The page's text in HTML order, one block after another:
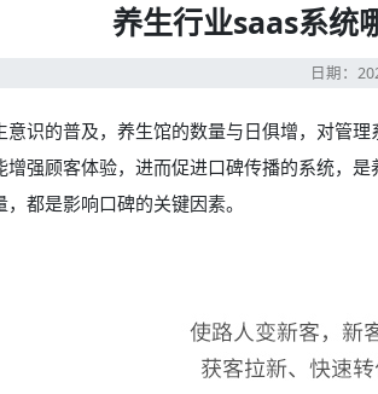
养生行业saas系统
日期：
意识的普及，养生馆的数量与日俱增，对管
增强顾客体验，进而促进口碑传播的系统，
，都是影响口碑的关键因素。